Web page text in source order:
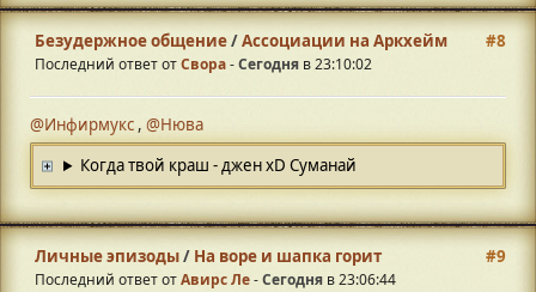
#8
Безудержное общение/Ассоциации на Аркхейм
Последний ответ отСвора-Сегодня в 23:10:02
@Инфирмукс , @Нюва
Когда твой краш - джен хD Суманай
#9
Личные эпизоды/ На воре и шапка горит
Последний ответ отАвирс Ле-Сегодня в 23:06:44